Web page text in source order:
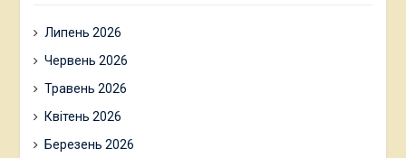
Липень 2026
Червень 2026
Травень 2026
Квітень 2026
Березень 2026